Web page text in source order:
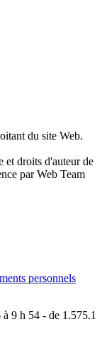
du site Web.
et droits d'auteur de
par Web Team
personnels
9 h 54 - de 1.575.1